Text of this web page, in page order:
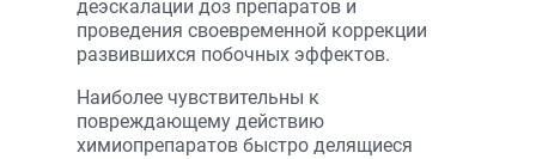
деэскалации доз препаратов и
проведения своевременной коррекции
развившихся побочных эффектов.
Наиболее чувствительны к
повреждающему действию
химиопрепаратов быстро делящиеся